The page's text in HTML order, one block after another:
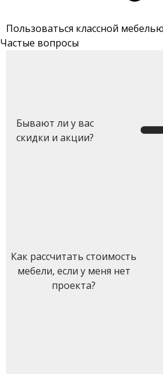
Пользоваться классной
Частые вопросы
Бывают ли у вас
скидки и акции?
Как рассчитать стоимость
мебели, если у меня нет
проекта?